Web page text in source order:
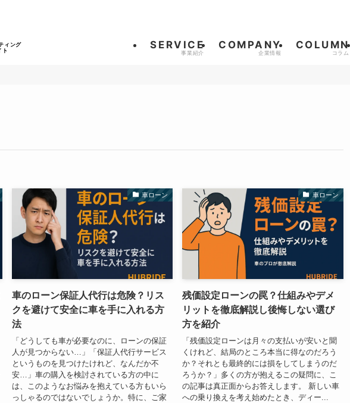
SERVICE COMPANY COLUMN
車ローン
車のローン保証人代行は危険？リス
クを避けて安全に車を手に入れる方
法
「どうしても車が必要なのに、ローンの保証
人が見つからない…」「保証人代行サービス
というものを見つけたけれど、なんだか不
安…」車の購入を検討されている方の中に
は、このようなお悩みを抱えている方もいら
っしゃるのではないでしょうか。特に、ご家
車ローン
残価設定ローンの罠？仕組みやデメ
リットを徹底解説し後悔しない選び
方を紹介
「残価設定ローンは月々の支払いが安いと聞
くけれど、結局のところ本当に得なのだろう
か？それとも最終的には損をしてしまうのだ
ろうか？」多くの方が抱えるこの疑問に、こ
の記事は真正面からお答えします。 新しい車
への乗り換えを考え始めたとき、ディー...